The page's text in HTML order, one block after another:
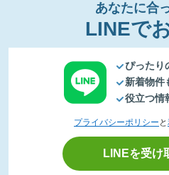
あなたに合
LINEで
ぴったり
新着物件
役立つ情
プライバシーポリシー と
LINEを受け